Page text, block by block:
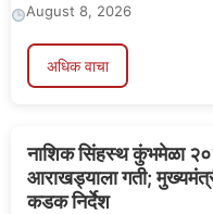
August 8, 2026
अधिक वाचा
नाशिक सिंहस्थ कुंभमेळा
आराखड्याला गती;
कडक निर्देश